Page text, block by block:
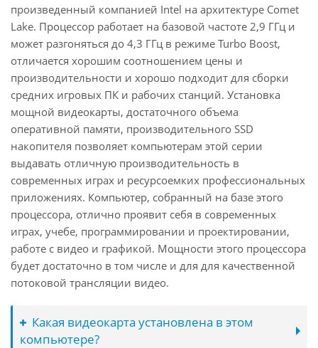
произведенный компанией Intel на архитектуре Comet
Lake. Процессор работает на базовой частоте 2,9 ГГц и
может разгоняться до 4,3 ГГц в режиме Turbo Boost,
отличается хорошим соотношением цены и
производительности и хорошо подходит для сборки
средних игровых ПК и рабочих станций. Установка
мощной видеокарты, достаточного объема
оперативной памяти, производительного SSD
накопителя позволяет компьютерам этой серии
выдавать отличную производительность в
современных играх и ресурсоемких профессиональных
приложениях. Компьютер, собранный на базе этого
процессора, отлично проявит себя в современных
играх, учебе, программировании и проектировании,
работе с видео и графикой. Мощности этого процессора
будет достаточно в том числе и для для качественной
потоковой трансляции видео.
Какая видеокарта установлена в этом
компьютере?